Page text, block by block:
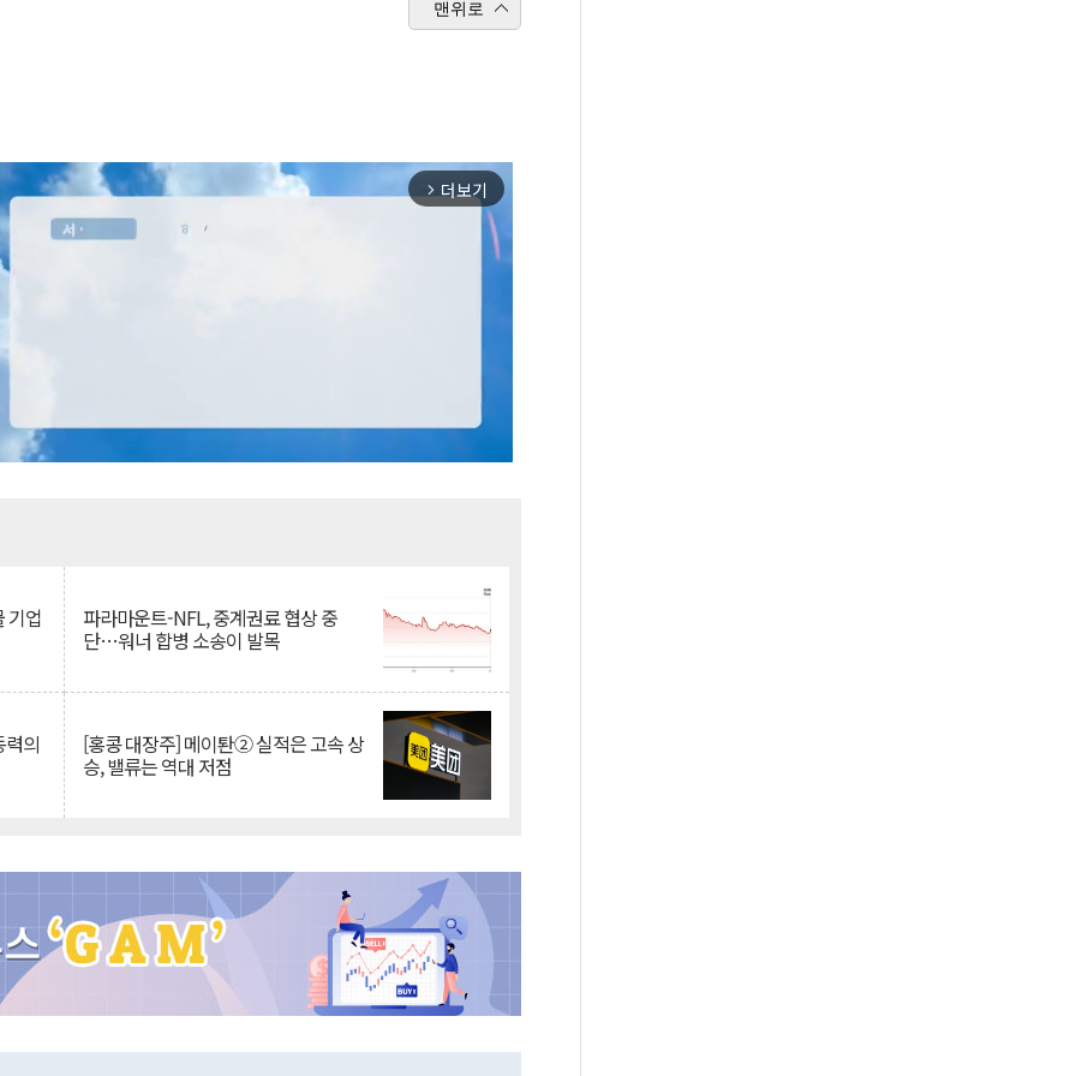
맨위로
arrow_forward_ios 더보기
기업 파라마운트-NFL, 중계권료 협상 중
단…워너 합병 소송이 발목
의 [홍콩 대장주] 메이퇀② 실적은 고속 상
승, 밸류는 역대 저점